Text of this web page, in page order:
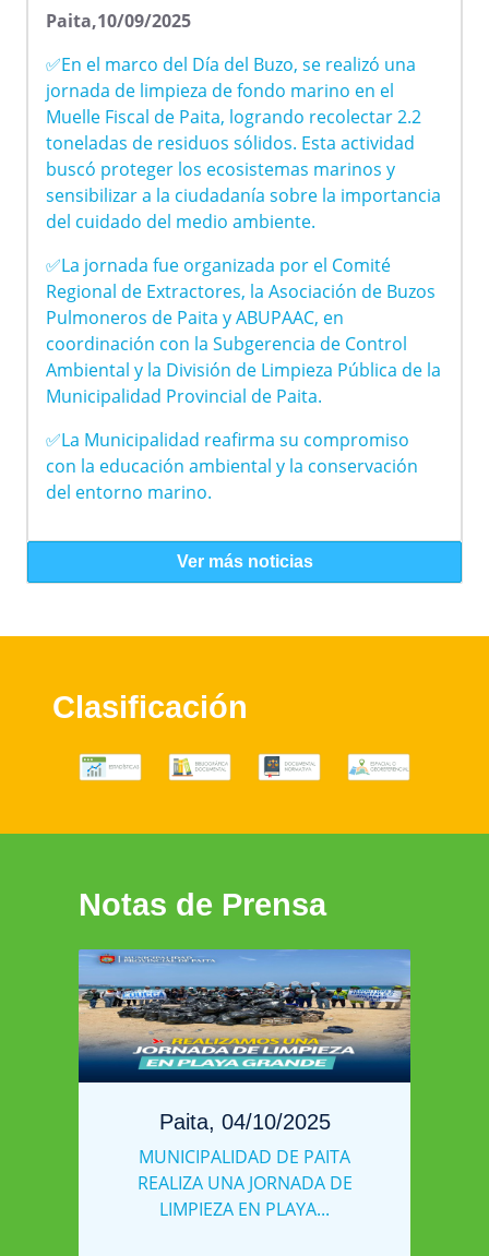
Paita,10/09/2025
✅En el marco del Día del Buzo, se realizó una
jornada de limpieza de fondo marino en el
Muelle Fiscal de Paita, logrando recolectar 2.2
toneladas de residuos sólidos. Esta actividad
buscó proteger los ecosistemas marinos y
sensibilizar a la ciudadanía sobre la importancia
del cuidado del medio ambiente.
✅La jornada fue organizada por el Comité
Regional de Extractores, la Asociación de Buzos
Pulmoneros de Paita y ABUPAAC, en
coordinación con la Subgerencia de Control
Ambiental y la División de Limpieza Pública de la
Municipalidad Provincial de Paita.
✅La Municipalidad reafirma su compromiso
con la educación ambiental y la conservación
del entorno marino.
Ver más noticias
Clasificación
Notas de Prensa
Paita, 04/10/2025
MUNICIPALIDAD DE PAITA
REALIZA UNA JORNADA DE
LIMPIEZA EN PLAYA...